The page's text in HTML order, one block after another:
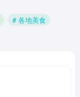
# 各地美食